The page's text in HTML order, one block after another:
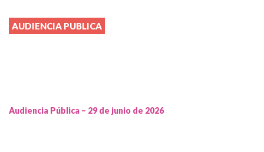
AUDIENCIA PUBLICA
Audiencia Pública – 29 de junio de 2026